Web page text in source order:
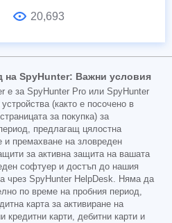
20,693
на SpyHunter: Важни условия
е за SpyHunter Pro или SpyHunter
(както е посочено в
за покупка) за
предлагащ цялостна
и премахване на зловреден
за активна защита на вашата
софтуер и достъп до нашия
чрез SpyHunter HelpDesk. Няма да
по време на пробния период,
карта за активиране на
кредитни карти, дебитни карти и